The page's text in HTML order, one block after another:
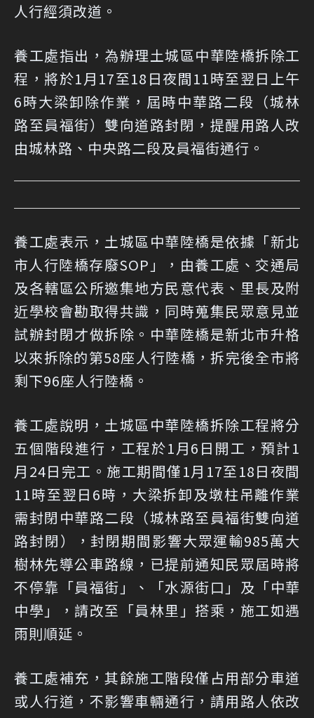
人行經須改道。
養工處指出，為辦理土城區中華陸橋拆除工
程，將於1月17至18日夜間11時至翌日上午
6時大梁卸除作業，屆時中華路二段（城林
路至員福街）雙向道路封閉，提醒用路人改
由城林路、中央路二段及員福街通行。
養工處表示，土城區中華陸橋是依據「新北
市人行陸橋存廢SOP」，由養工處、交通局
及各轄區公所邀集地方民意代表、里長及附
近學校會勘取得共識，同時蒐集民眾意見並
試辦封閉才做拆除。中華陸橋是新北市升格
以來拆除的第58座人行陸橋，拆完後全市將
剩下96座人行陸橋。
養工處說明，土城區中華陸橋拆除工程將分
五個階段進行，工程於1月6日開工，預計1
月24日完工。施工期間僅1月17至18日夜間
11時至翌日6時，大梁拆卸及墩柱吊離作業
需封閉中華路二段（城林路至員福街雙向道
路封閉），封閉期間影響大眾運輸985萬大
樹林先導公車路線，已提前通知民眾屆時將
不停靠「員福街」、「水源街口」及「中華
中學」，請改至「員林里」搭乘，施工如遇
雨則順延。
養工處補充，其餘施工階段僅占用部分車道
或人行道，不影響車輛通行，請用路人依改